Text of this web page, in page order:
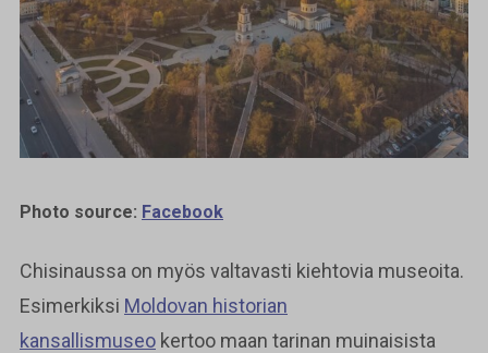
Photo source: Facebook
Chisinaussa on myös valtavasti kiehtovia museoita.
Esimerkiksi Moldovan historian
kansallismuseo kertoo maan tarinan muinaisista